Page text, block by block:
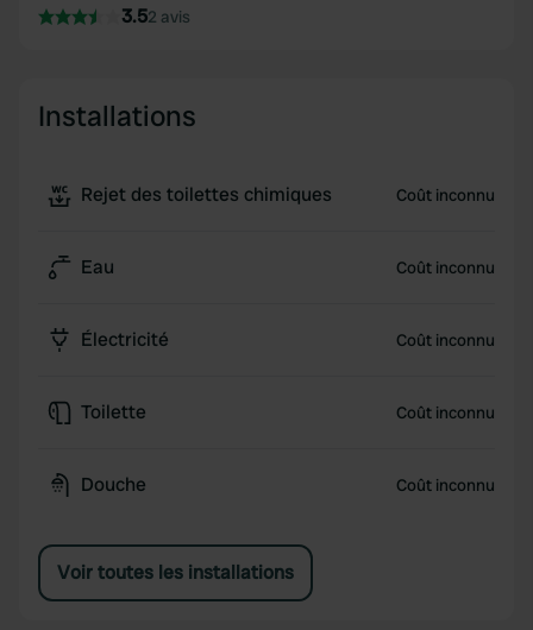
3.52 avis
Installations
Rejet des toilettes chimiques Coût inconnu
Eau Coût inconnu
Électricité Coût inconnu
Toilette Coût inconnu
Douche Coût inconnu
Voir toutes les installations